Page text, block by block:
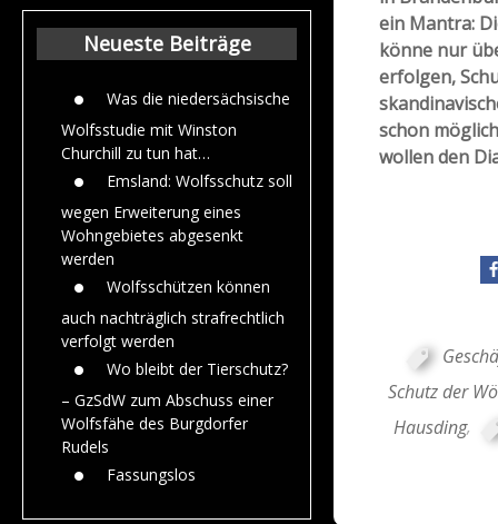
Beiträge aus dem
Jahr 2015
Neueste Beiträge
Was die niedersächsische
Wolfsstudie mit Winston
Churchill zu tun hat…
Emsland: Wolfsschutz soll
wegen Erweiterung eines
Wohngebietes abgesenkt
werden
Wolfsschützen können
auch nachträglich strafrechtlich
verfolgt werden
Wo bleibt der Tierschutz?
– GzSdW zum Abschuss einer
Wolfsfähe des Burgdorfer
Rudels
Fassungslos
ein Mantra:
könne nur
erfolgen,
schon
wollen den
Schutz der
Hausding,